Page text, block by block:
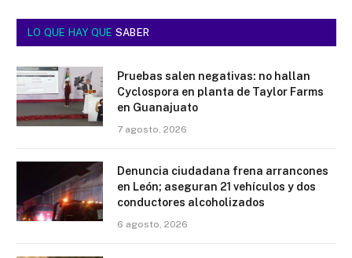
LO QUE HAY QUE SABER
Pruebas salen negativas: no hallan
Cyclospora en planta de Taylor Farms
en Guanajuato
7 agosto, 2026
Denuncia ciudadana frena arrancones
en León; aseguran 21 vehículos y dos
conductores alcoholizados
6 agosto, 2026